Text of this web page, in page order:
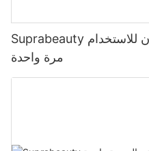
Suprabeauty فرشاة ماسكارا من الخيزران للاستخدام
مرة واحدة